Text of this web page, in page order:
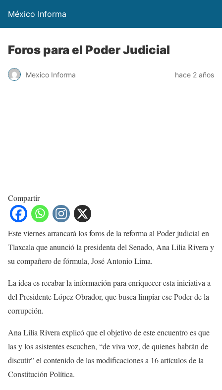
México Informa
Foros para el Poder Judicial
Mexico Informa hace 2 años
Compartir
Este viernes arrancará los foros de la reforma al Poder judicial en
Tlaxcala que anunció la presidenta del Senado, Ana Lilia Rivera y
su compañero de fórmula, José Antonio Lima.
La idea es recabar la información para enriquecer esta iniciativa a
del Presidente López Obrador, que busca limpiar ese Poder de la
corrupción.
Ana Lilia Rivera explicó que el objetivo de este encuentro es que
las y los asistentes escuchen, “de viva voz, de quienes habrán de
discutir” el contenido de las modificaciones a 16 artículos de la
Constitución Política.